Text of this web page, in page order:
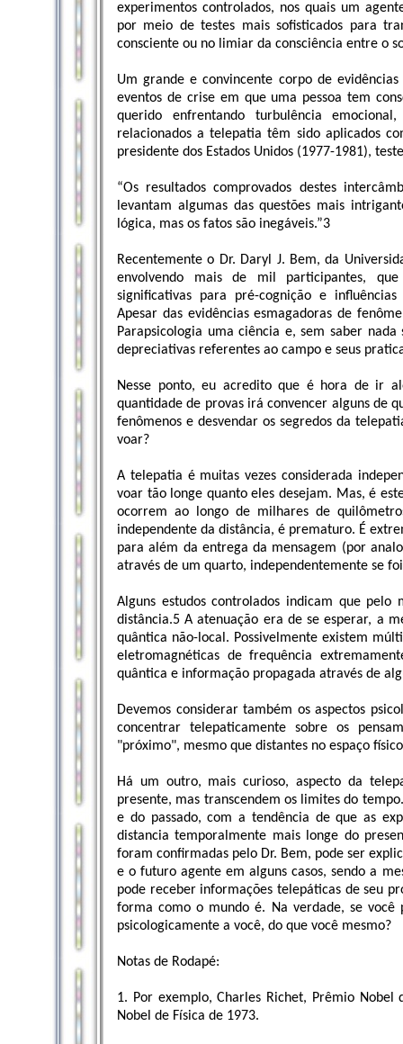
experimentos controlados, nos quais um
por meio de testes mais sofisticados para
consciente ou no limiar da consciência entre o
Um grande e convincente corpo de
eventos de crise em que uma pessoa tem
querido enfrentando turbulência
relacionados a telepatia têm sido aplicados
presidente dos Estados Unidos (1977-1981),
“Os resultados comprovados destes
levantam algumas das questões mais
lógica, mas os fatos são inegáveis.”3
Recentemente o Dr. Daryl J. Bem, da
envolvendo mais de mil participantes,
significativas para pré-cognição e
Apesar das evidências esmagadoras de
Parapsicologia uma ciência e, sem saber
depreciativas referentes ao campo e seus
Nesse ponto, eu acredito que é hora de ir
quantidade de provas irá convencer alguns de
fenômenos e desvendar os segredos da
voar?
A telepatia é muitas vezes considerada
voar tão longe quanto eles desejam. Mas, é
ocorrem ao longo de milhares de
independente da distância, é prematuro. É
para além da entrega da mensagem (por
através de um quarto, independentemente se
Alguns estudos controlados indicam que
distância.5 A atenuação era de se esperar, a
quântica não-local. Possivelmente existem
eletromagnéticas de frequência
quântica e informação propagada através de
Devemos considerar também os aspectos
concentrar telepaticamente sobre os
"próximo", mesmo que distantes no espaço
Há um outro, mais curioso, aspecto da
presente, mas transcendem os limites do
e do passado, com a tendência de que as
distancia temporalmente mais longe do
foram confirmadas pelo Dr. Bem, pode ser
e o futuro agente em alguns casos, sendo a
pode receber informações telepáticas de seu
forma como o mundo é. Na verdade, se
psicologicamente a você, do que você mesmo?
Notas de Rodapé:
1. Por exemplo, Charles Richet, Prêmio
Nobel de Física de 1973.